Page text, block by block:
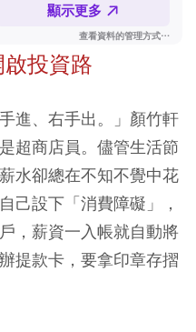
投資路
進、右手出。」顏竹軒
超商店員。儘管生活節
水卻總在不知不覺中花
己設下「消費障礙」，
，薪資一入帳就自動將
提款卡，要拿印章存摺